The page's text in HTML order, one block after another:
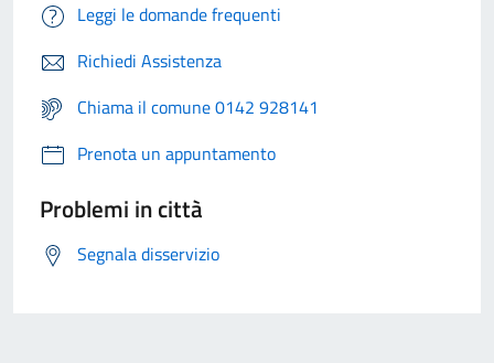
Leggi le domande frequenti
Richiedi Assistenza
Chiama il comune 0142 928141
Prenota un appuntamento
Problemi in città
Segnala disservizio